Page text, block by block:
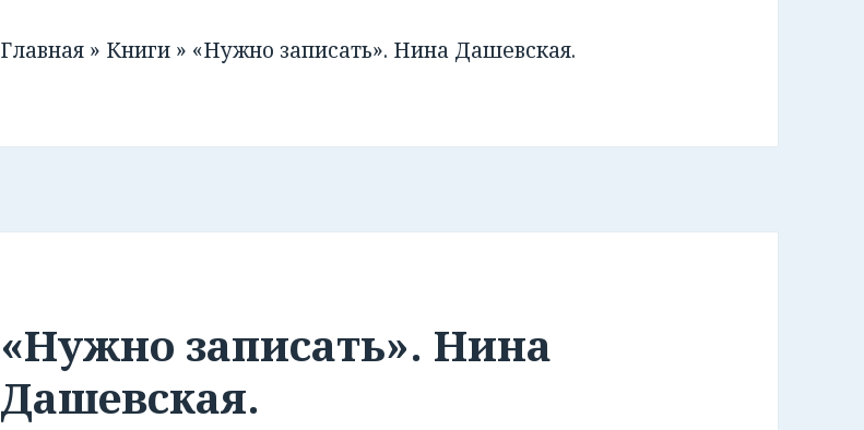
Главная » Книги » «Нужно записать». Нина Дашевская.
«Нужно записать». Нина
Дашевская.